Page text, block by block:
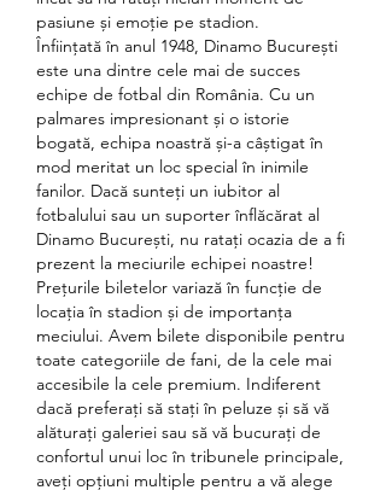
pasiune și emoție pe stadion.
Înființată în anul 1948, Dinamo București
este una dintre cele mai de succes
echipe de fotbal din România. Cu un
palmares impresionant și o istorie
bogată, echipa noastră și-a câștigat în
mod meritat un loc special în inimile
fanilor. Dacă sunteți un iubitor al
fotbalului sau un suporter înflăcărat al
Dinamo București, nu ratați ocazia de a fi
prezent la meciurile echipei noastre!
Prețurile biletelor variază în funcție de
locația în stadion și de importanța
meciului. Avem bilete disponibile pentru
toate categoriile de fani, de la cele mai
accesibile la cele premium. Indiferent
dacă preferați să stați în peluze și să vă
alăturați galeriei sau să vă bucurați de
confortul unui loc în tribunele principale,
aveți opțiuni multiple pentru a vă alege